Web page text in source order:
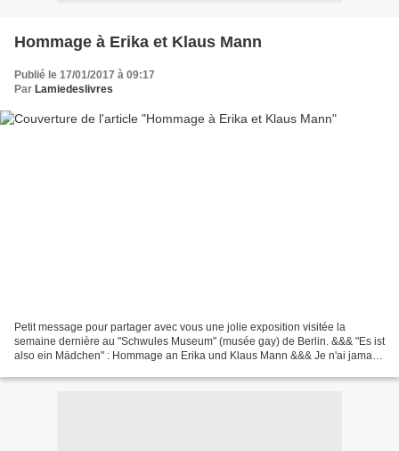
Hommage à Erika et Klaus Mann
Publié le 17/01/2017 à 09:17
Par Lamiedeslivres
Petit message pour partager avec vous une jolie exposition visitée la
semaine dernière au "Schwules Museum" (musée gay) de Berlin. &&& "Es ist
also ein Mädchen" : Hommage an Erika und Klaus Mann &&& Je n'ai jamais